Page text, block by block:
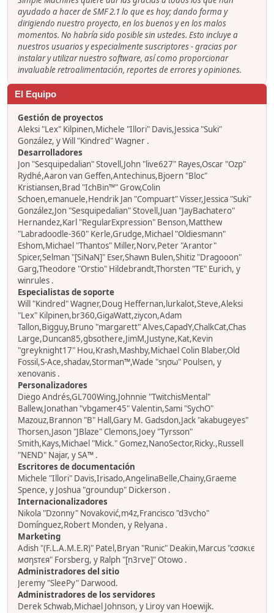
ayudado a hacer de SMF 2.1 lo que es hoy; dando forma y
dirigiendo nuestro proyecto, en los buenos y en los malos
momentos. No habría sido posible sin ustedes. Esto incluye a
nuestros usuarios y especialmente suscriptores - gracias por
instalar y utilizar nuestro software, así como proporcionar
invaluable retroalimentación, reportes de errores y opiniones.
El Equipo
Gestión de proyectos
Aleksi "Lex" Kilpinen,Michele "Illori" Davis,Jessica "Suki"
González, y Will "Kindred" Wagner .
Desarrolladores
Jon "Sesquipedalian" Stovell,John "live627" Rayes,Oscar "Ozp"
Rydhé,Aaron van Geffen,Antechinus,Bjoern "Bloc"
Kristiansen,Brad "IchBin™" Grow,Colin
Schoen,emanuele,Hendrik Jan "Compuart" Visser,Jessica "Suki"
González,Jon "Sesquipedalian" Stovell,Juan "JayBachatero"
Hernandez,Karl "RegularExpression" Benson,Matthew
"Labradoodle-360" Kerle,Grudge,Michael "Oldiesmann"
Eshom,Michael "Thantos" Miller,Norv,Peter "Arantor"
Spicer,Selman "[SiNaN]" Eser,Shawn Bulen,Shitiz "Dragooon"
Garg,Theodore "Orstio" Hildebrandt,Thorsten "TE" Eurich, y
winrules .
Especialistas de soporte
Will "Kindred" Wagner,Doug Heffernan,lurkalot,Steve,Aleksi
"Lex" Kilpinen,br360,GigaWatt,ziycon,Adam
Tallon,Bigguy,Bruno "margarett" Alves,CapadY,ChalkCat,Chas
Large,Duncan85,gbsothere,JimM,Justyne,Kat,Kevin
"greyknight17" Hou,Krash,Mashby,Michael Colin Blaber,Old
Fossil,S-Ace,shadav,Storman™,Wade "sησω" Poulsen, y
xenovanis .
Personalizadores
Diego Andrés,GL700Wing,Johnnie "TwitchisMental"
Ballew,Jonathan "vbgamer45" Valentin,Sami "SychO"
Mazouz,Brannon "B" Hall,Gary M. Gadsdon,Jack "akabugeyes"
Thorsen,Jason "JBlaze" Clemons,Joey "Tyrsson"
Smith,Kays,Michael "Mick." Gomez,NanoSector,Ricky.,Russell
"NEND" Najar, y SA™ .
Escritores de documentación
Michele "Illori" Davis,Irisado,AngelinaBelle,Chainy,Graeme
Spence, y Joshua "groundup" Dickerson .
Internacionalizadores
Nikola "Dzonny" Novaković,m4z,Francisco "d3vcho"
Domínguez,Robert Monden, y Relyana .
Marketing
Adish "(F.L.A.M.E.R)" Patel,Bryan "Runic" Deakin,Marcus "cσσкιє
мσηѕтєя" Forsberg, y Ralph "[n3rve]" Otowo .
Administradores del sitio
Jeremy "SleePy" Darwood.
Administradores de los servidores
Derek Schwab,Michael Johnson, y Liroy van Hoewijk.